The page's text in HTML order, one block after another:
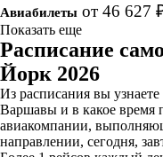
Авиабилеты от 46 627
Показать еще
Расписание
Йорк 2026
Из расписания вы
Варшавы и в какое время
авиакомпании,
направлении, сегодня,